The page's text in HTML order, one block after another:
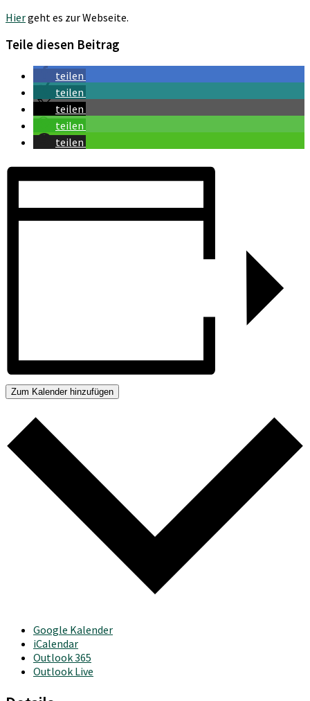
Hiergeht es zur Webseite.
Teile diesen Beitrag
teilen
teilen
teilen
teilen
teilen
Zum Kalender hinzufügen
Google Kalender
iCalendar
Outlook 365
Outlook Live